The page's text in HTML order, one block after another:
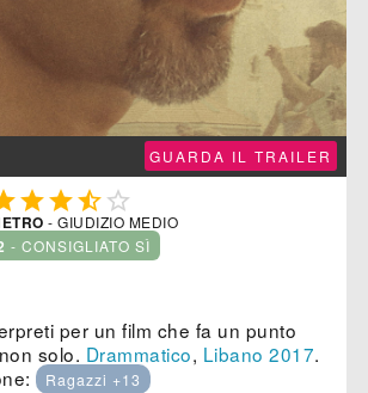
GUARDA IL TRAILER
 
- GIUDIZIO MEDIO
- CONSIGLIATO SÌ
per un film che fa un punto
solo. Drammatico, Libano 2017.
Ragazzi +13